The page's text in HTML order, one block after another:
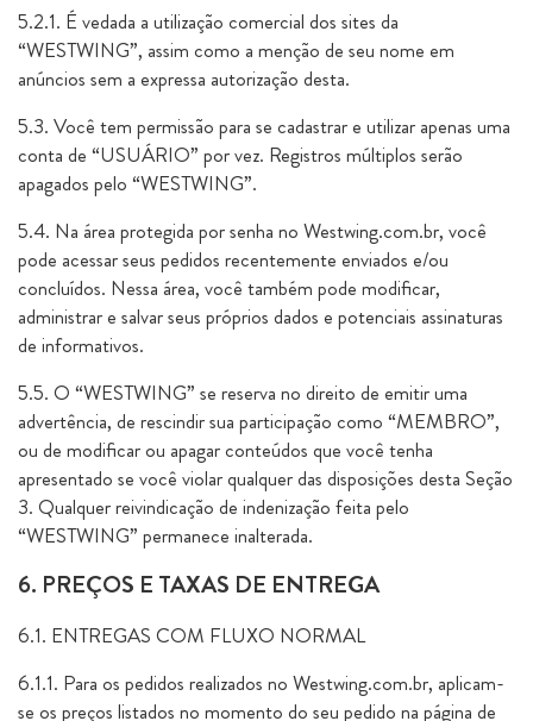
5.2.1. É vedada a utilização comercial dos sites da
“WESTWING”, assim como a menção de seu nome em
anúncios sem a expressa autorização desta.
5.3. Você tem permissão para se cadastrar e utilizar apenas uma
conta de “USUÁRIO” por vez. Registros múltiplos serão
apagados pelo “WESTWING”.
5.4. Na área protegida por senha no Westwing.com.br, você
pode acessar seus pedidos recentemente enviados e/ou
concluídos. Nessa área, você também pode modificar,
administrar e salvar seus próprios dados e potenciais assinaturas
de informativos.
5.5. O “WESTWING” se reserva no direito de emitir uma
advertência, de rescindir sua participação como “MEMBRO”,
ou de modificar ou apagar conteúdos que você tenha
apresentado se você violar qualquer das disposições desta Seção
3. Qualquer reivindicação de indenização feita pelo
“WESTWING” permanece inalterada.
6. PREÇOS E TAXAS DE ENTREGA
6.1. ENTREGAS COM FLUXO NORMAL
6.1.1. Para os pedidos realizados no Westwing.com.br, aplicam-
se os preços listados no momento do seu pedido na página de